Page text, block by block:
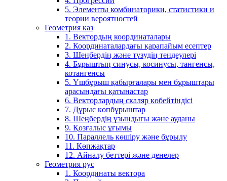
5. Элементы комбинаторики, статистики и
теории вероятностей
Геометрия каз
1. Вектордың координаталары
2. Координаталардағы қарапайым есептер
3. Шеңбердің және түзудің теңдеулері
4. Бұрыштың синусы, косинусы, тангенсы,
котангенсы
5. Үшбұрыш қабырғалары мен бұрыштары
арасындағы қатынастар
6. Векторлардың скаляр көбейтіндісі
7. Дұрыс көпбұрыштар
8. Шеңбердің ұзындығы және ауданы
9. Қозғалыс ұғымы
10. Параллель көшіру және бұрылу
11. Көпжақтар
12. Айналу беттері және денелер
Геометрия рус
1. Координаты вектора